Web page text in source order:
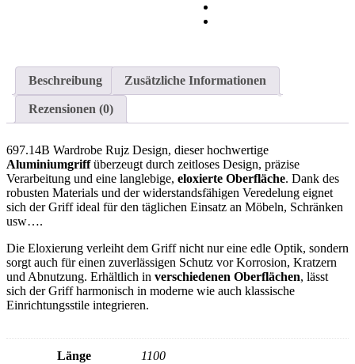
Beschreibung Zusätzliche Informationen
Rezensionen (0)
697.14B Wardrobe Rujz Design, dieser hochwertige
Aluminiumgriffüberzeugt durch zeitloses Design, präzise
Verarbeitung und eine langlebige, eloxierte Oberfläche. Dank des
robusten Materials und der widerstandsfähigen Veredelung eignet
sich der Griff ideal für den täglichen Einsatz an Möbeln, Schränken
usw….
Die Eloxierung verleiht dem Griff nicht nur eine edle Optik, sondern
sorgt auch für einen zuverlässigen Schutz vor Korrosion, Kratzern
und Abnutzung. Erhältlich in verschiedenen Oberflächen, lässt
sich der Griff harmonisch in moderne wie auch klassische
Einrichtungsstile integrieren.
Länge 1100